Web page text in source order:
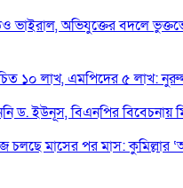
ভাইরাল, অভিযুক্তের বদলে
১০ লাখ, এমপিদের ৫ লাখ:
ড. ইউনূস, বিএনপির বিবেচনায়
চলছে মাসের পর মাস: কুমিল্লার